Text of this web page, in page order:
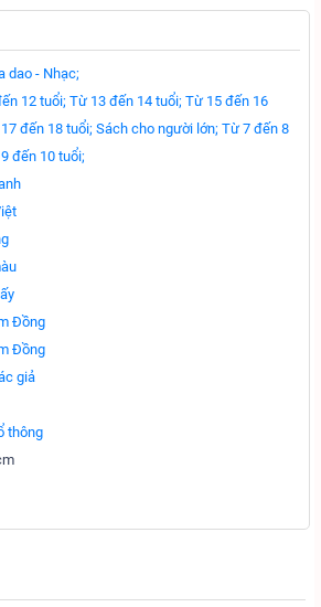
dao - Nhạc;
12 tuổi; Từ 13 đến 14 tuổi; Từ 15 đến 16
đến 18 tuổi; Sách cho người lớn; Từ 7 đến 8
đến 10 tuổi;
Đồng
Đồng
giả
thông